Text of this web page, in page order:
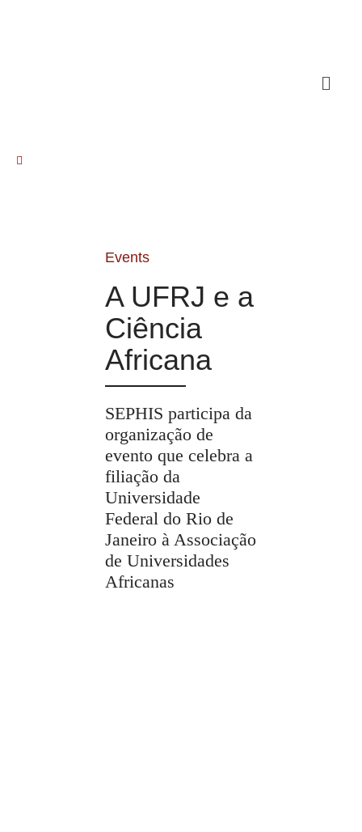
Events
A UFRJ e a
Ciência
Africana
SEPHIS participa da
organização de
evento que celebra a
filiação da
Universidade
Federal do Rio de
Janeiro à Associação
de Universidades
Africanas